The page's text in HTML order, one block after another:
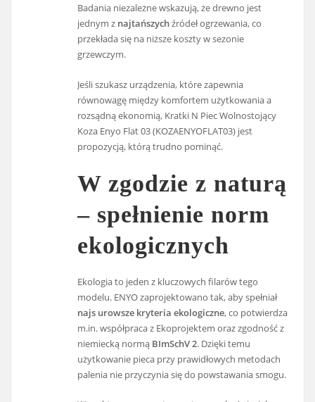
Badania niezależne wskazują, że drewno jest
jednym z najtańszychźródeł ogrzewania, co
przekłada się na niższe koszty w sezonie
grzewczym.
Jeśli szukasz urządzenia, które zapewnia
równowagę między komfortem użytkowania a
rozsądną ekonomią, Kratki N Piec Wolnostojący
Koza Enyo Flat 03 (KOZAENYOFLAT03) jest
propozycją, którą trudno pominąć.
W zgodzie z naturą
– spełnienie norm
ekologicznych
Ekologia to jeden z kluczowych filarów tego
modelu. ENYO zaprojektowano tak, aby spełniał
najs urowsze kryteria ekologiczne, co potwierdza
m.in. współpraca z Ekoprojektem oraz zgodność z
niemiecką normą BImSchV 2. Dzięki temu
użytkowanie pieca przy prawidłowych metodach
palenia nie przyczynia się do powstawania smogu.